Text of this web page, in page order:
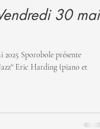
30 mai
et